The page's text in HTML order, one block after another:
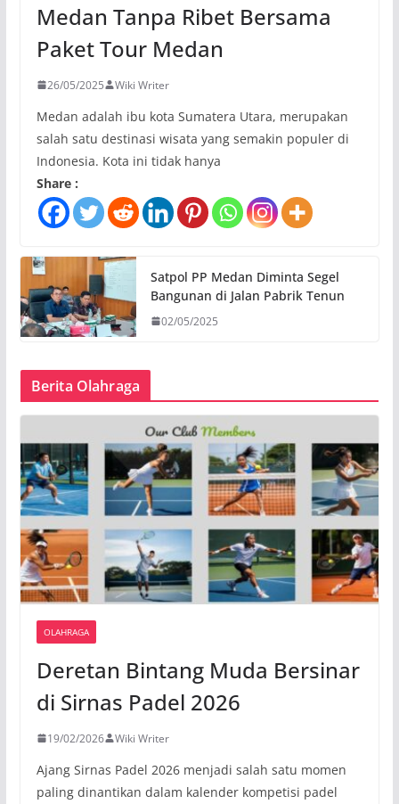
Medan Tanpa Ribet Bersama
Paket Tour Medan
26/05/2025 Wiki Writer
Medan adalah ibu kota Sumatera Utara, merupakan
salah satu destinasi wisata yang semakin populer di
Indonesia. Kota ini tidak hanya
Share :
Satpol PP Medan Diminta Segel
Bangunan di Jalan Pabrik Tenun
02/05/2025
Berita Olahraga
OLAHRAGA
Deretan Bintang Muda Bersinar
di Sirnas Padel 2026
19/02/2026 Wiki Writer
Ajang Sirnas Padel 2026 menjadi salah satu momen
paling dinantikan dalam kalender kompetisi padel